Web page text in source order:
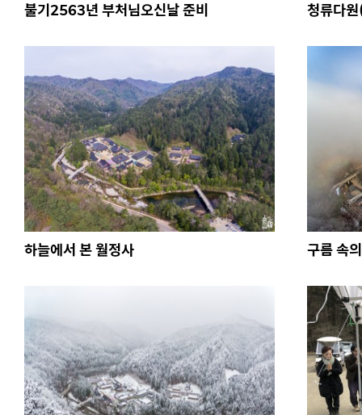
불기2563년 부처님오신날 준비 청류다
하늘에서 본 월정사 구름 속